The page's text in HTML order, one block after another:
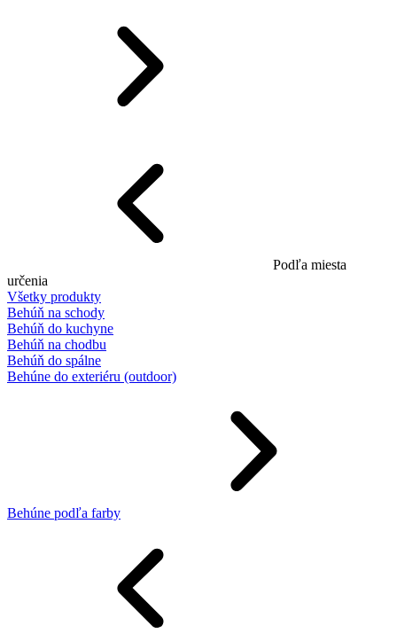
Podľa miesta
určenia
Všetky produkty
Behúň na schody
Behúň do kuchyne
Behúň na chodbu
Behúň do spálne
Behúne do exteriéru (outdoor)
Behúne podľa farby